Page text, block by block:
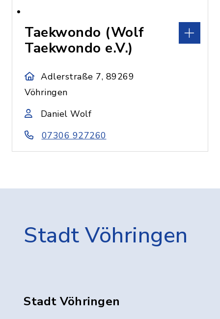
Taekwondo (Wolf
Taekwondo e.V.)
Adlerstraße 7, 89269
Vöhringen
Daniel Wolf
07306 927260
Stadt Vöhringen
Stadt Vöhringen